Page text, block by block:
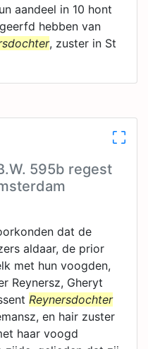
aandeel in 10 hont
hebben van
, zuster in St
595b regest
dat de
aldaar, de prior
met hun voogden,
Reynersz, Gheryt
Reynersdochter
en hair zuster
haar voogd